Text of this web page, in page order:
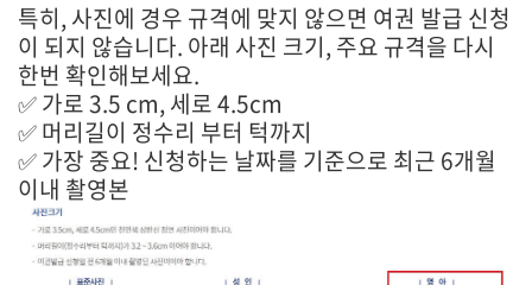
특히, 사진에 경우 규격에 맞지 않으면 여권 발급 신청
이 되지 않습니다. 아래 사진 크기, 주요 규격을 다시
한번 확인해보세요.
✅ 가로 3.5 cm, 세로 4.5cm
✅ 머리길이 정수리 부터 턱까지
✅ 가장 중요! 신청하는 날짜를 기준으로 최근 6개월
이내 촬영본